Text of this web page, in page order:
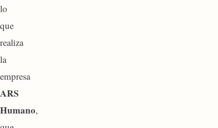
lo
que
realiza
la
empresa
ARS
Humano,